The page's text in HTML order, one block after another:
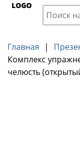
LOGO
Главная |
Комплекс
челюсть